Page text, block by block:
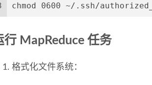
chmod 0600 ~/.ssh/
行 MapReduce 任务
格式化文件系统：